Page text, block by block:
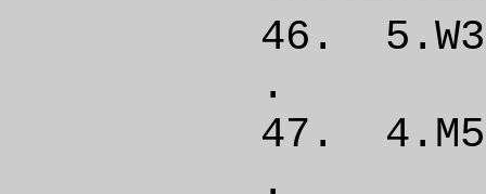
46.
.
47.
.